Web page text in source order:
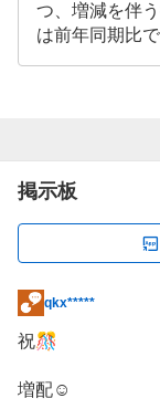
つ、増減を伴
は前年同期比
掲示板
掲
示
記
qkx*****
祝🎊
増配☺️